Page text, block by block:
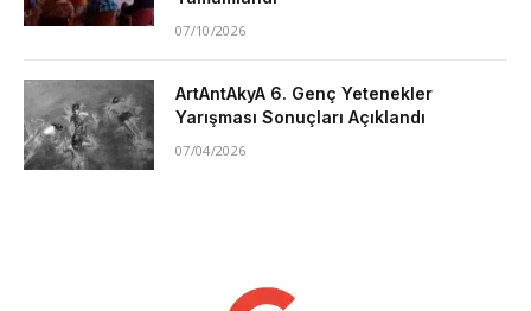
07/10/2026
ArtAntAkyA 6. Genç Yetenekler
Yarışması Sonuçları Açıklandı
07/04/2026